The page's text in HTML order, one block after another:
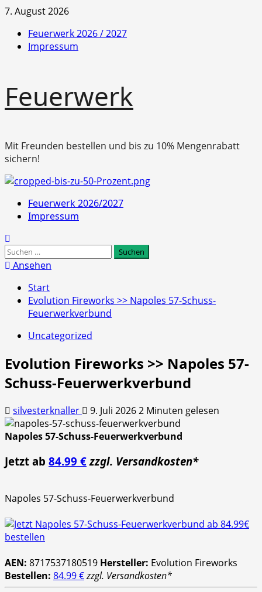
Zum
springen
7. August 2026
Feuerwerk 2026 / 2027
Impressum
Feuerwerk
Mit Freunden bestellen und bis zu 10% Mengenrabatt
sichern!
Primäres
Menü
Feuerwerk 2026/2027
Impressum
Suchen
nach:
Ansehen
Start
Evolution Fireworks >> Napoles 57-Schuss-
Feuerwerkverbund
Uncategorized
Evolution Fireworks >> Napoles 57-
Schuss-Feuerwerkverbund
silvesterknaller 9. Juli 20262 Minuten gelesen
Napoles 57-Schuss-Feuerwerkverbund
Jetzt ab 84.99 € zzgl. Versandkosten*
Napoles 57-Schuss-Feuerwerkverbund
AEN: 8717537180519 Hersteller: Evolution Fireworks
Bestellen: 84.99 €zzgl. Versandkosten*